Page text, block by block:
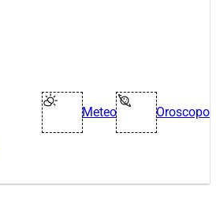
Meteo Oroscopo